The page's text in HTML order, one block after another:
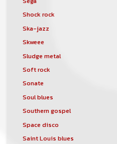
Shock rock
Ska-jazz
Skweee
Sludge metal
Soft rock
Sonate
Soul blues
Southern gospel
Space disco
Saint Louis blues